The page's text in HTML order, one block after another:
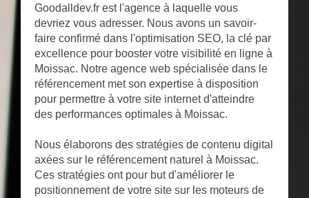
Goodalldev.fr est l'agence à laquelle vous
devriez vous adresser. Nous avons un savoir-
faire confirmé dans l'optimisation SEO, la clé par
excellence pour booster votre visibilité en ligne à
Moissac. Notre agence web spécialisée dans le
référencement met son expertise à disposition
pour permettre à votre site internet d'atteindre
des performances optimales à Moissac.
Nous élaborons des stratégies de contenu digital
axées sur le référencement naturel à Moissac.
Ces stratégies ont pour but d'améliorer le
positionnement de votre site sur les moteurs de